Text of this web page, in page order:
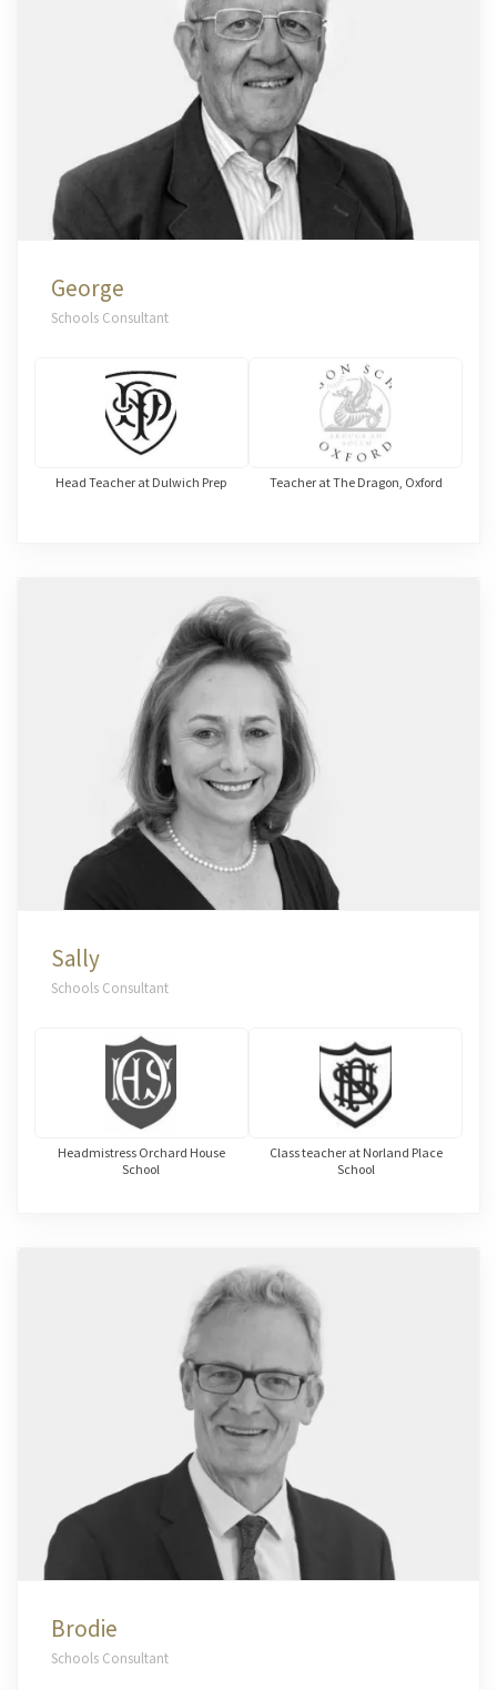
George
Schools Consultant
Head Teacher at Dulwich Prep Teacher at The Dragon, Oxford
Sally
Schools Consultant
Headmistress Orchard House
School
Class teacher at Norland Place
School
Brodie
Schools Consultant